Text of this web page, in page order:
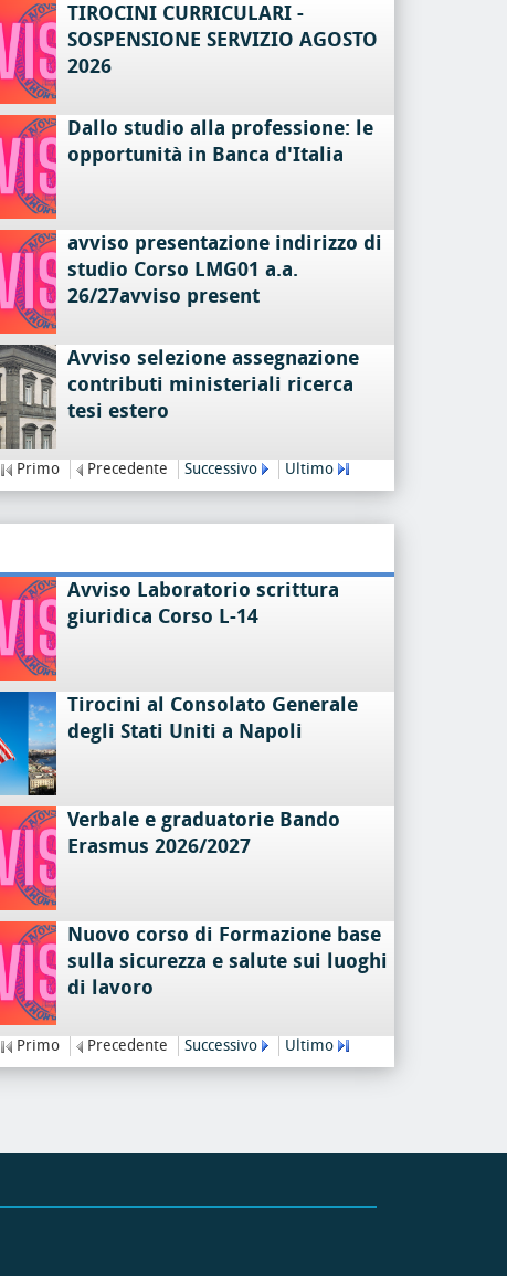
TIROCINI CURRICULARI -
SOSPENSIONE SERVIZIO AGOSTO
2026
Dallo studio alla professione: le
opportunità in Banca d'Italia
avviso presentazione indirizzo di
studio Corso LMG01 a.a.
26/27avviso present
Avviso selezione assegnazione
contributi ministeriali ricerca
tesi estero
Primo Precedente Successivo Ultimo
Avviso Laboratorio scrittura
giuridica Corso L-14
Tirocini al Consolato Generale
degli Stati Uniti a Napoli
Verbale e graduatorie Bando
Erasmus 2026/2027
Nuovo corso di Formazione base
sulla sicurezza e salute sui luoghi
di lavoro
Primo Precedente Successivo Ultimo